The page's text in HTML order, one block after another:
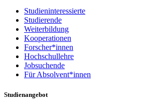
Studieninteressierte
Studierende
Weiterbildung
Kooperationen
Forscher*innen
Hochschullehre
Jobsuchende
Für Absolvent*innen
Studienangebot